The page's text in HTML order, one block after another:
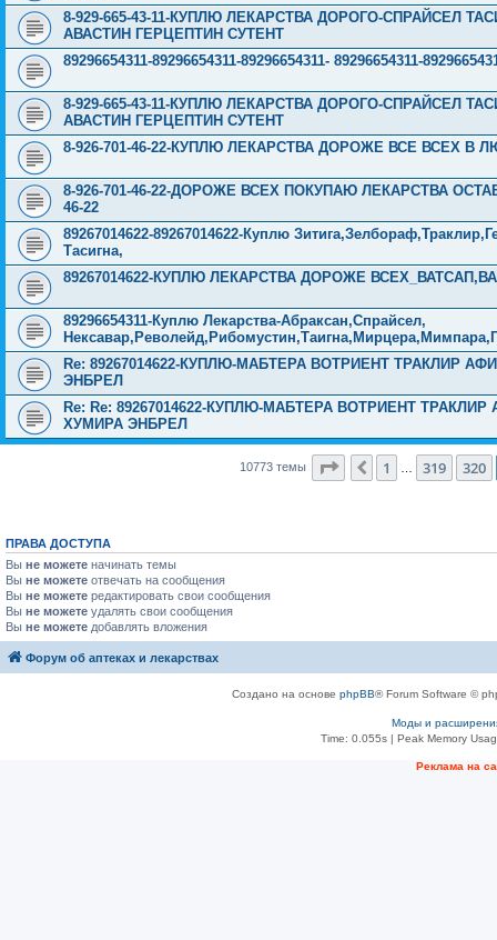
8-929-665-43-11-КУПЛЮ ЛЕКАРСТВА ДОРОГО-СПРАЙСЕЛ
АВАСТИН ГЕРЦЕПТИН СУТЕНТ
89296654311-89296654311-89296654311- 89296654311-
8-929-665-43-11-КУПЛЮ ЛЕКАРСТВА ДОРОГО-СПРАЙСЕЛ
АВАСТИН ГЕРЦЕПТИН СУТЕНТ
8-926-701-46-22-КУПЛЮ ЛЕКАРСТВА ДОРОЖЕ ВСЕ ВСЕХ В
8-926-701-46-22-ДОРОЖЕ ВСЕХ ПОКУПАЮ ЛЕКАРСТВА
46-22
89267014622-89267014622-Куплю
Тасигна,
89267014622-КУПЛЮ ЛЕКАРСТВА ДОРОЖЕ
89296654311-Куплю Лекарства-Абраксан,Спрайсел,
Re: 89267014622-КУПЛЮ-МАБТЕРА ВОТРИЕНТ ТРАКЛИР
ЭНБРЕЛ
Re: Re: 89267014622-КУПЛЮ-МАБТЕРА ВОТРИЕНТ
ХУМИРА ЭНБРЕЛ
10773 темы Страница 321из 431
Пред.
1 319 320
ПРАВА ДОСТУПА
Вы не можете начинать темы
Вы не можете отвечать на сообщения
Вы не можете редактировать свои сообщения
Вы не можете удалять свои сообщения
Вы не можете добавлять вложения
Форум об аптеках и лекарствах
Создано на основе phpBB® Forum Software ©
Моды и
Time: 0.055s| Peak Memory
Рeклама на